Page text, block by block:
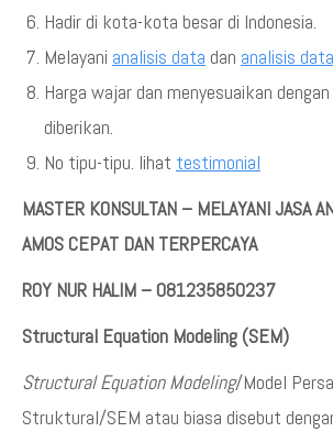
Hadir di kota-kota besar di Indonesia.
Melayani analisis data dan analisis
Harga wajar dan menyesuaikan
diberikan.
No tipu-tipu. lihat testimonial
MASTER KONSULTAN – MELAYANI JASA
AMOS CEPAT DAN TERPERCAYA
ROY NUR HALIM – 081235850237
Structural Equation Modeling (SEM)
Structural Equation Modeling/Model
Struktural/SEM atau biasa disebut